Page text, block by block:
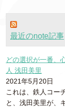
ー
最近のnote記事
どの選択が一番、
人 浅田美里
2021年5月20日
これは、鉄人コー
と、浅田美里が、